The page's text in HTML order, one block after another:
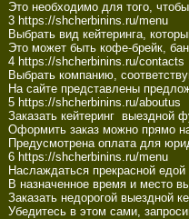
Это необходимо для того,
  3 https://shcherbinins.ru/menu
Выбрать вид кейтеринга,
Это может быть кофе-брейк,
  4 https://shcherbinins.ru/contacts
Выбрать компанию,
На сайте представлены
  5 https://shcherbinins.ru/aboutus
Заказать кейтеринг  выездной
Оформить заказ можно прямо на
Предусмотрена оплата для
  6 https://shcherbinins.ru/menu
Наслаждаться прекрасной едой
В назначенное время и место
Заказать недорогой выездной
Убедитесь в этом сами,